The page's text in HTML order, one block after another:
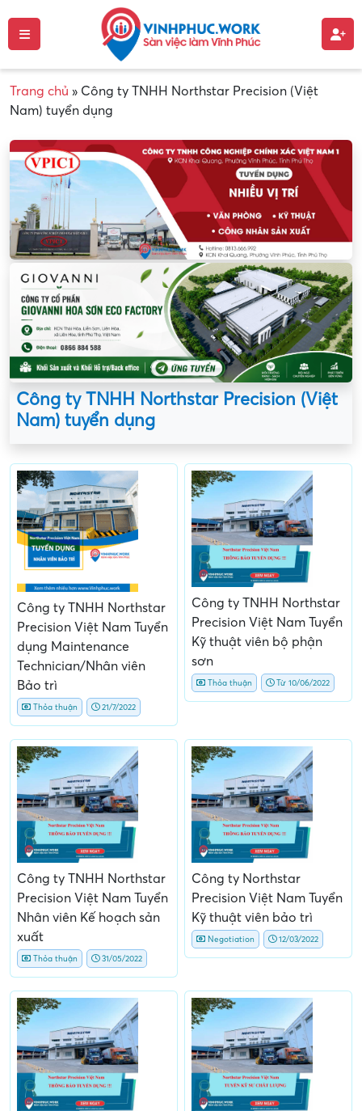
Trang chủ » Công ty TNHH Northstar Precision (Việt
Nam) tuyển dụng
Công ty TNHH Northstar Precision (Việt
Nam) tuyển dụng
Công ty TNHH Northstar
Precision Việt Nam Tuyển
dụng Maintenance
Technician/Nhân viên
Bảo trì
Thỏa thuận 21/7/2022
Công ty TNHH Northstar
Precision Việt Nam Tuyển
Kỹ thuật viên bộ phận
sơn
Thỏa thuận Từ 10/06/2022
Công ty TNHH Northstar
Precision Việt Nam Tuyển
Nhân viên Kế hoạch sản
xuất
Thỏa thuận 31/05/2022
Công ty Northstar
Precision Việt Nam Tuyển
Kỹ thuật viên bảo trì
Negotiation 12/03/2022